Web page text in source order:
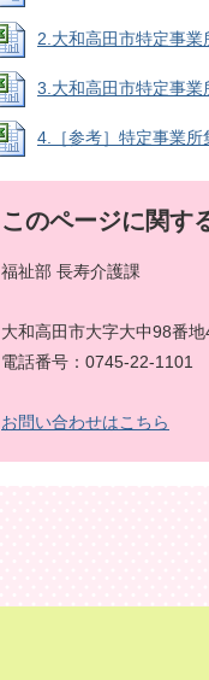
2.大和高田市特定事
3.大和高田市特定事
4.［参考］特定事業
このページに関す
福祉部 長寿介護課
大和高田市大字大中98番地
電話番号：0745-22-1101
お問い合わせはこちら